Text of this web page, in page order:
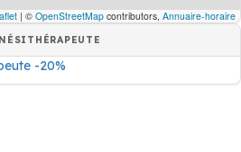
| © OpenStreetMap contributors, Annuaire-horaire
-20%